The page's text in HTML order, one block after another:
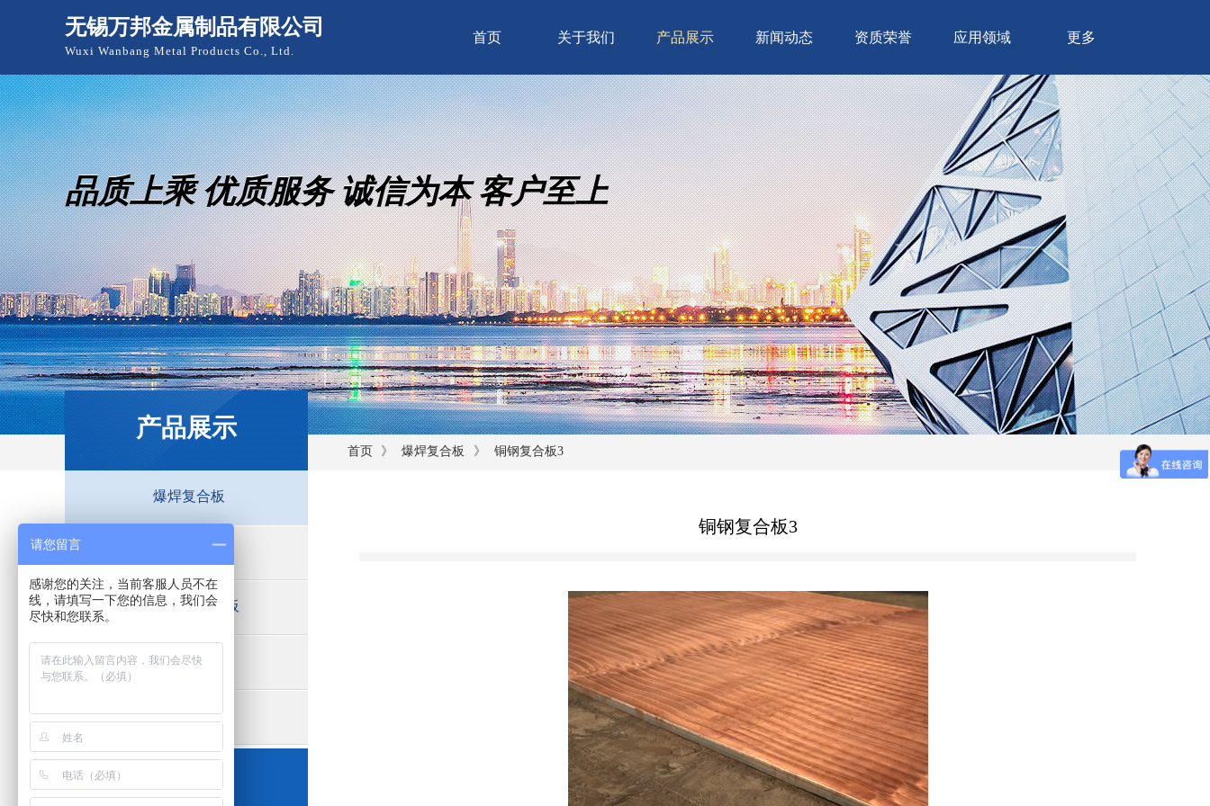
无锡万邦金属制品有限公司
Wuxi Wanbang Metal Products Co., Ltd.
首页 关于我们 产品展示 新闻动态 资质荣誉 应用领域 更多
品质上乘 优质服务 诚信为本 客户至上
品质上乘 优质服务 诚信为本 客户至上
产品展示
首页 》 爆焊复合板 》 铜钢复合板3
爆焊复合板
野外爆焊现场
有色金属复合板
产品设备
应用领域
铜钢复合板3
售后服务热线:
请您留言
感谢您的关注，当前客服人员不在
线，请填写一下您的信息，我们会
尽快和您联系。